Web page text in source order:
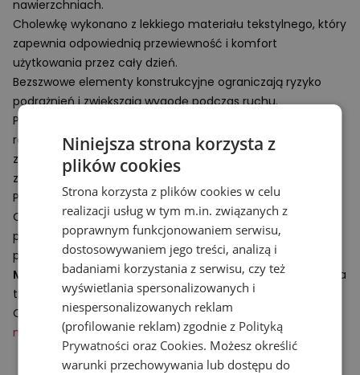
nawierzchniach.
Cholewkę wykonano z lekkiego materiału tekstylnego, który
zapewnia odpowiednią przewiewność i komfort
użytkowania przez cały dzień.
Bezszwowe elementy konstrukcyjne ograniczają ryzyko
podrażnień i zwiększają wygodę podczas ruchu.
Podeszwa środkowa z miękkiej pianki
responsywność z wyjątkowym komfortem amortyzacji,
zapewniając płynne przetaczanie stopy oraz wygodę
zarówno podczas biegu, jak i codziennego użytkowania.
Podeszwa zewnętrzna wykonana w technologii Ground
ContactEVAzostała wyposażona w gumowe wstawki w
przedniej i tylnej części, co zwiększa trwałość obuwia oraz
poprawia przyczepność na różnych nawierzchniach.
Męskie buty biegowebędą również świetnym wyborem na
trening na siłowni, sali fitness lub na świeżym powietrzu.
Obuwie będzie doskonale pasować dosportowej odzieży
męskiej
Niniejsza strona korzysta z
plików cookies
Strona korzysta z plików cookies w celu
realizacji usług w tym m.in. związanych z
poprawnym funkcjonowaniem serwisu,
dostosowywaniem jego treści, analizą i
badaniami korzystania z serwisu, czy też
wyświetlania spersonalizowanych i
niespersonalizowanych reklam
(profilowanie reklam) zgodnie z Polityką
Prywatności oraz Cookies. Możesz określić
warunki przechowywania lub dostępu do